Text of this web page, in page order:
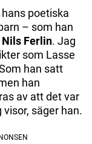
poetiska
– som han
Nils Ferlin. Jag
som Lasse
han satt
han
av att det var
säger han.